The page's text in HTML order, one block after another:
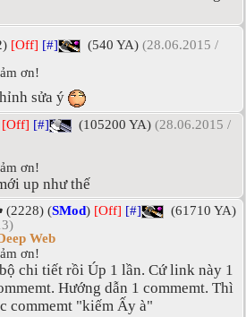
[Off] [#] (540 YA) (28.06.2015 /
ơn!
sửa ý
[Off] [#] (105200 YA) (28.06.2015 /
ơn!
up như thế
(2228) (SMod) [Off] [#]
(61710 YA)
Web
ơn!
chi tiết rồi Úp 1 lần. Cứ link này 1
Hướng dẫn 1 commemt. Thì
commemt "kiếm Ấy à"